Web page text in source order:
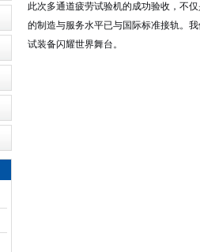
此次多通道疲劳试验机的成功验收，不
的制造与服务水平已与国际标准接轨。
试装备闪耀世界舞台。